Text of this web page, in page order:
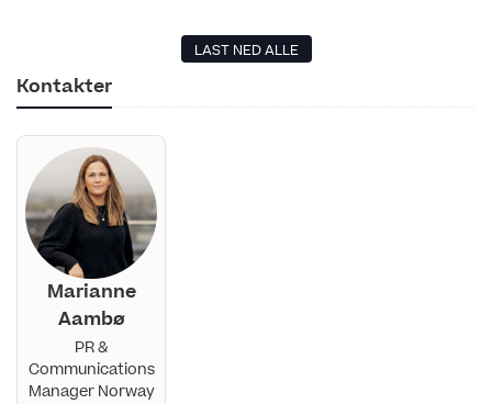
LAST NED ALLE
Kontakter
Marianne
Aambø
PR &
Communications
Manager Norway